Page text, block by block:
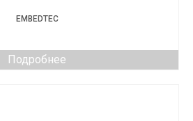
EMBEDTEC
Подробнее